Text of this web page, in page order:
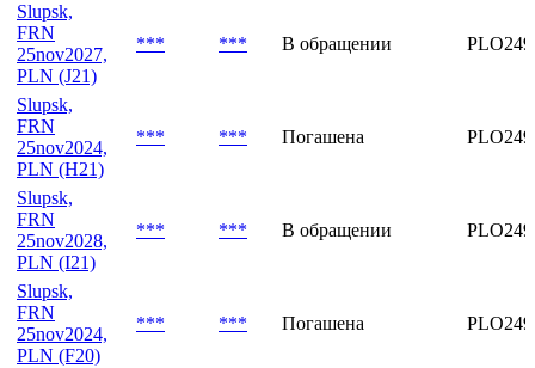
Slupsk,
FRN
25nov2027,
PLN (J21)
*** *** В обращении
Slupsk,
FRN
25nov2024,
PLN (H21)
*** *** Погашена
Slupsk,
FRN
25nov2028,
PLN (I21)
*** *** В обращении
Slupsk,
FRN
25nov2024,
PLN (F20)
*** *** Погашена